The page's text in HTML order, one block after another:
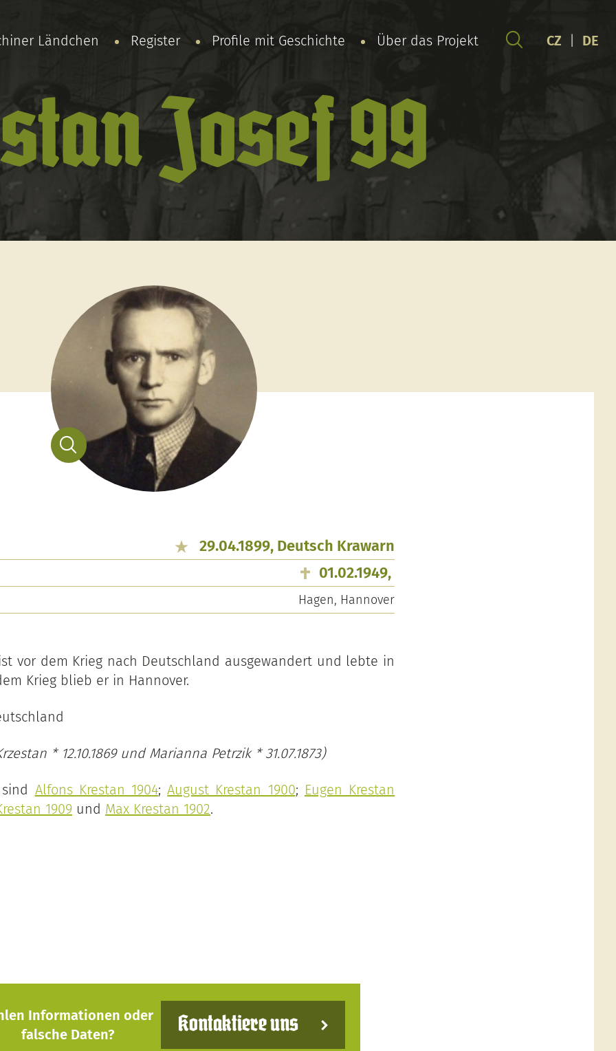
Ländchen Register Profile mit Geschichte Über das Projekt CZ DE
Josef 99
29.04.1899, Deutsch Krawarn
01.02.1949,
Hagen, Hannover
vor dem Krieg nach Deutschland ausgewandert und lebte in
Krieg blieb er in Hannover.
* 12.10.1869 und Marianna Petrzik * 31.07.1873)
Alfons Krestan 1904;August Krestan 1900; Eugen Krestan
1909 und Max Krestan 1902.
Informationen oder
falsche Daten?
Kontaktiere uns